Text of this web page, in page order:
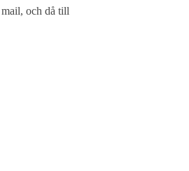
och då till